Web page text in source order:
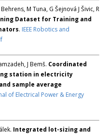
M Tuna, G Šejnová J Šivic, R
Dataset for Training and
. IEEE Robotics and
J Bemš. Coordinated
station in electricity
sample average
of Electrical Power & Energy
Integrated lot-sizing and